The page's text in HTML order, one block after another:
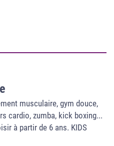
musculaire, gym douce,
cardio, zumba, kick boxing...
à partir de 6 ans. KIDS